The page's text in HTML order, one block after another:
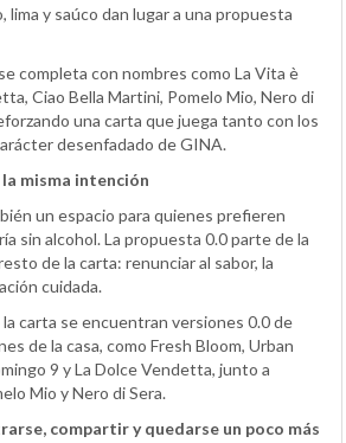
lima y saúco dan lugar a una propuesta
completa con nombres como La Vita è
Ciao Bella Martini, Pomelo Mio, Nero di
una carta que juega tanto con los
desenfadado de GINA.
misma intención
un espacio para quienes prefieren
sin alcohol. La propuesta 0.0 parte de la
de la carta: renunciar al sabor, la
cuidada.
carta se encuentran versiones 0.0 de
de la casa, como Fresh Bloom, Urban
9 y La Dolce Vendetta, junto a
Mio y Nero di Sera.
compartir y quedarse un poco más